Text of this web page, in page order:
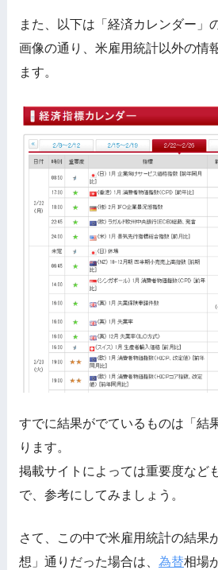
また、以下は「経済カレンダー」
画像の通り、米雇用統計以外の情
ます。
すでに結果がでているものは「結
ります。
掲載サイトによっては重要度など
で、参考にしてみましょう。
さて、この中で米雇用統計の結果
想」通りだった場合は、 為替相場